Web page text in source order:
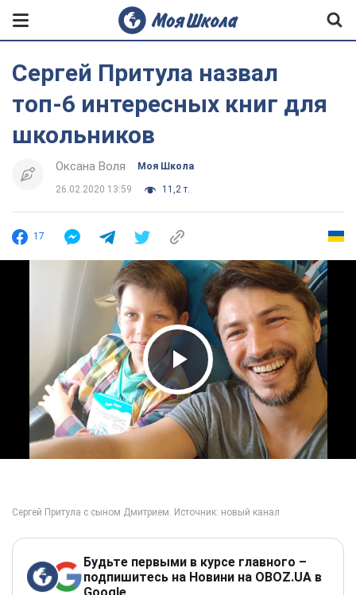
Сергей Притула назвал
топ-6 интересных книг для
школьников
Оксана Воля Моя Школа
26.02.2020 13:59 11,2 т.
17
Play Video
Будьте первыми в курсе главного –
подпишитесь на Новини на OBOZ.UA в
Google